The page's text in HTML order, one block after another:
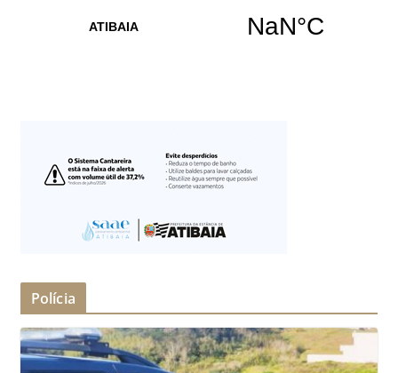
Polícia